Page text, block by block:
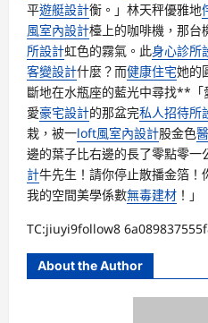
平遊艇設計衡。」林天秤優雅地
風室內設計檯上的咖啡機，那台
所設計虹色的霧氣。此身心診所
客變設計什麼？而健康住宅她的
斷地在水瓶座的藍光中尋找**
愛豪宅設計的那盆完私人招待所
栽，被一loft風室內設計股金色
邊的葉子比右邊的長了零點零一
計牛先生！請你停止散播金箔！
我的空間美學係數無毒建材 ！」
TC:jiuyi9follow8
About the Author